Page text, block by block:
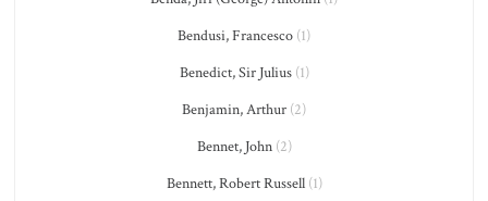
Bendusi, Francesco (1)
Benedict, Sir Julius(1)
Benjamin, Arthur (2)
Bennet, John(2)
Bennett, Robert Russell(1)